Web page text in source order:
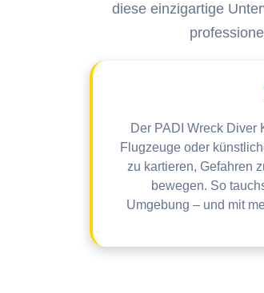
diese einzigartige
Der PADI Wreck Diver
Flugzeuge oder
zu kartieren, Gefahren
bewegen. So
Umgebung – und mit